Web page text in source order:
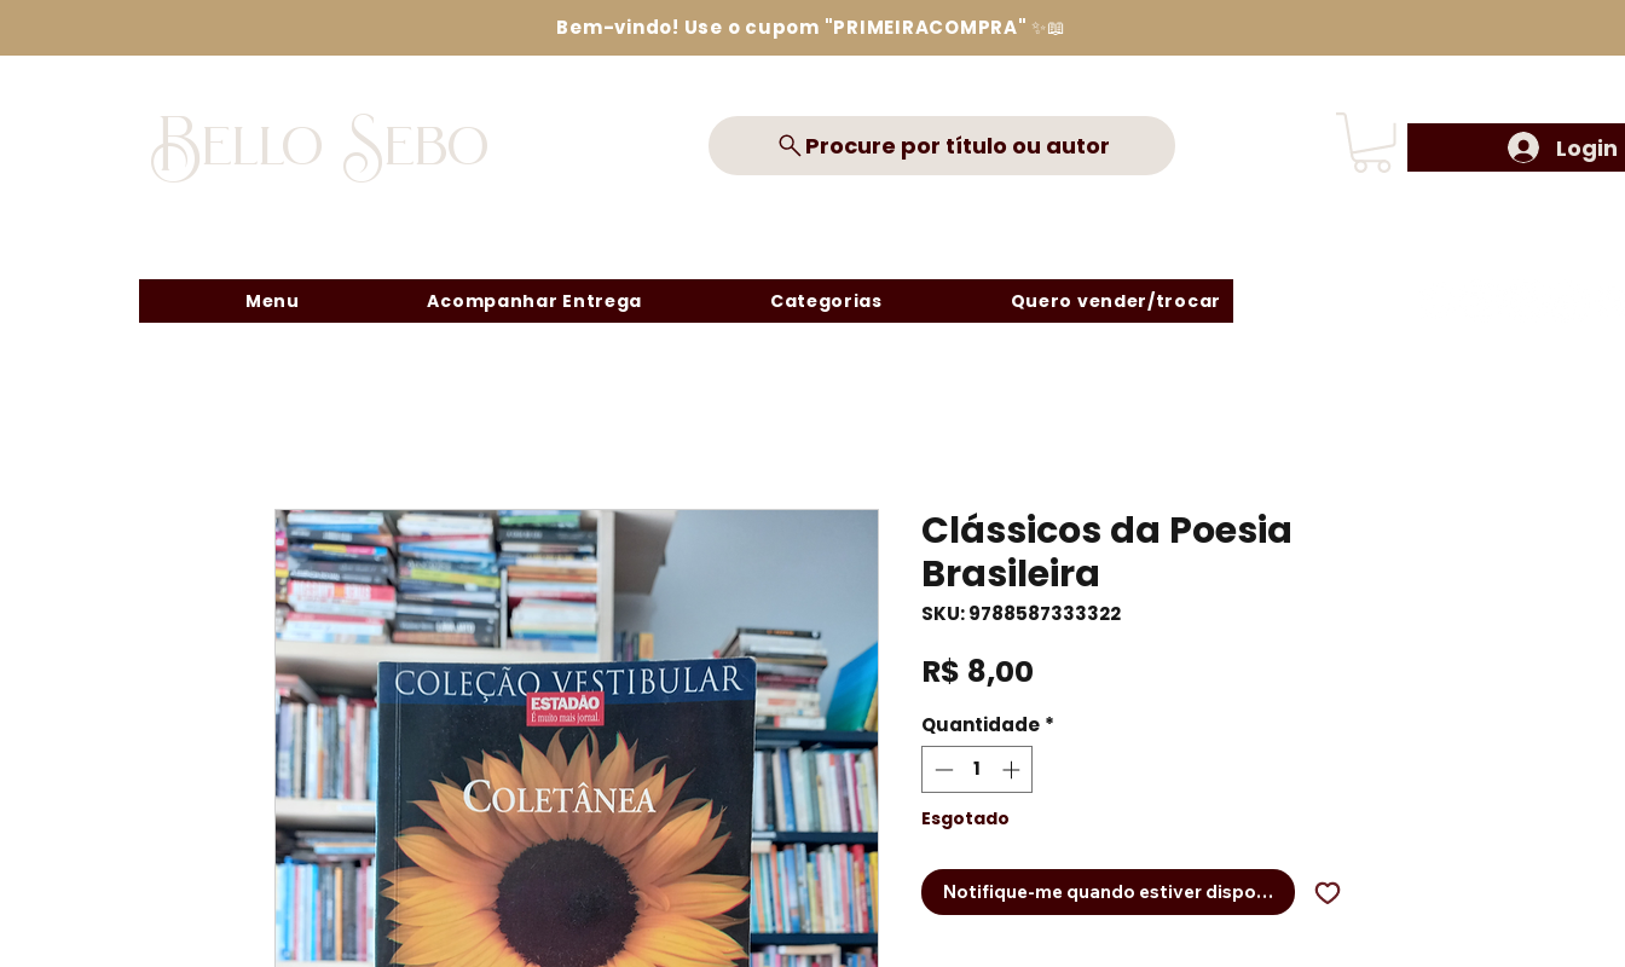
Bem-vindo! Use o cupom "PRIMEIRACOMPRA" ✨📖
Bello Sebo Procure por título ou autor
Menu Acompanhar Entrega Categorias Quero vender/trocar
Login
Clássicos da Poesia
Brasileira
SKU: 9788587333322
R$ 8,00
Quantidade *
Esgotado
Notifique-me quando estiver disponível